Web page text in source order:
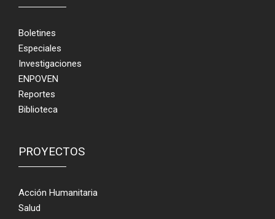
Boletines
Especiales
Investigaciones
ENPOVEN
Reportes
Biblioteca
PROYECTOS
Acción Humanitaria
Salud